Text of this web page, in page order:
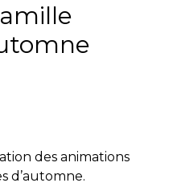
des animations
d’automne.